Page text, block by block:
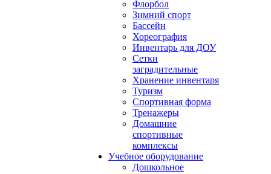
Флорбол
Зимний спорт
Бассейн
Хореография
Инвентарь для ДОУ
Сетки
заградительные
Хранение инвентаря
Туризм
Спортивная форма
Тренажеры
Домашние
спортивные
комплексы
Учебное оборудование
Дошкольное